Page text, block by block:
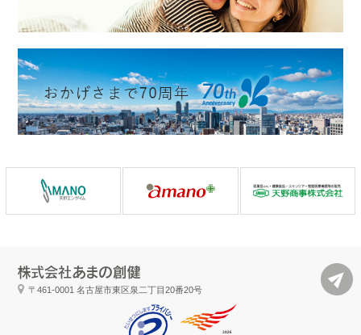
〒461-0001名古屋市東区泉二丁目20番20号